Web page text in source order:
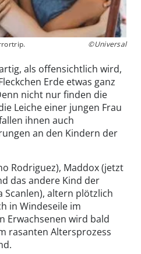
©Universal
als offensichtlich wird,
Erde etwas ganz
nicht nur finden die
Leiche einer jungen Frau
ihnen auch
an den Kindern der
Rodriguez), Maddox (jetzt
das andere Kind der
Scanlen), altern plötzlich
in Windeseile im
Erwachsenen wird bald
rasanten Altersprozess